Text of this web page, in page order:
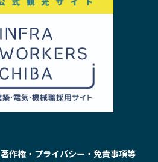
著作権・プライバシー・免責事項等